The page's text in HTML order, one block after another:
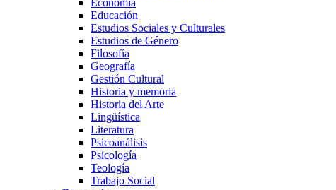
Economía
Educación
Estudios Sociales y Culturales
Estudios de Género
Filosofía
Geografía
Gestión Cultural
Historia y memoria
Historia del Arte
Lingüística
Literatura
Psicoanálisis
Psicología
Teología
Trabajo Social